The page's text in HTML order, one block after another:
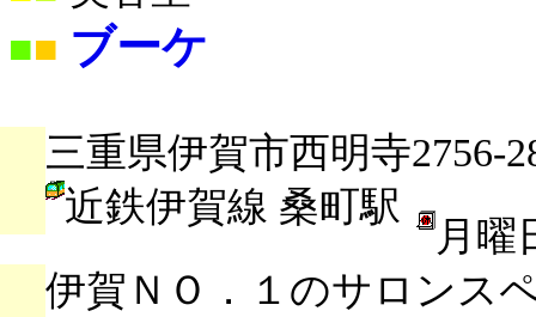
■■ ブーケ
三重県伊賀市西明寺2756-
近鉄伊賀線 桑町駅
月曜
伊賀ＮＯ．１のサロンス